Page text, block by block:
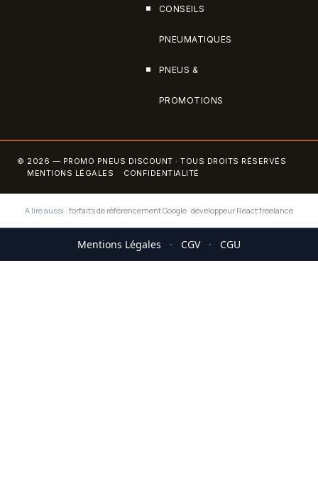
CONSEILS
PNEUMATIQUES
PNEUS &
PROMOTIONS
© 2026 — PROMO PNEUS DISCOUNT · TOUS DROITS RÉSERVÉS
MENTIONS LÉGALES
CONFIDENTIALITÉ
A lire aussi : forfaits de référencement Google ·développeur React freelance
Mentions Légales · CGV · CGU